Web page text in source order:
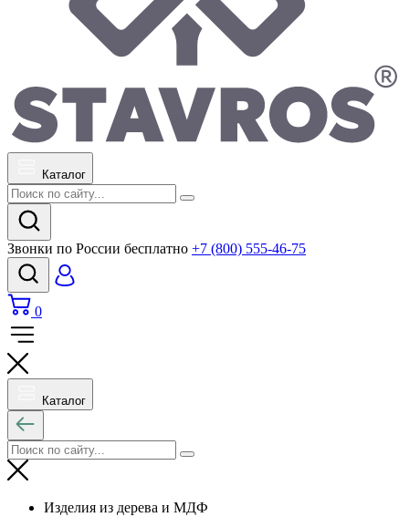
Каталог
Звонки по России бесплатно +7 (800) 555-46-75
0
Каталог
Изделия из дерева и МДФ